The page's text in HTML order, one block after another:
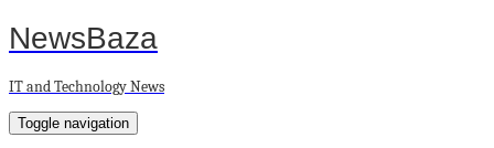
NewsBaza
IT and Technology News
Toggle navigation